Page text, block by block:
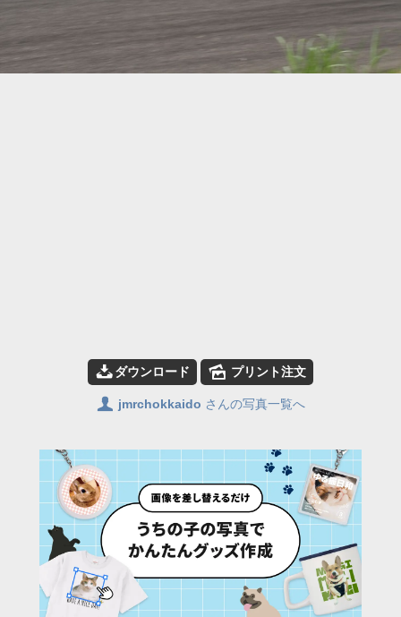
📥ダウンロード 🌄 プリント注文
👤 jmrchokkaido さんの写真一覧へ